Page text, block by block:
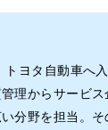
ヨタ自動車へ
理からサービ
分野を担当。